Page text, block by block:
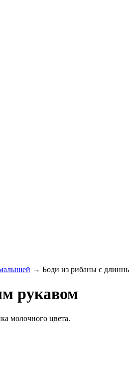
→ Боди из рибаны с
рукавом
молочного цвета.